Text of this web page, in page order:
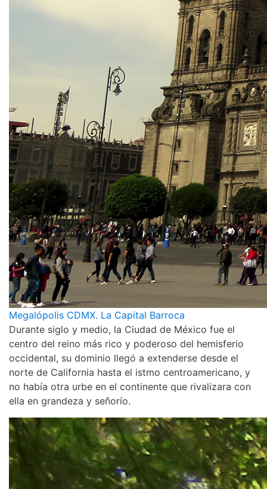
Megalópolis CDMX. La Capital Barroca
Durante siglo y medio, la Ciudad de México fue el
centro del reino más rico y poderoso del hemisferio
occidental, su dominio llegó a extenderse desde el
norte de California hasta el istmo centroamericano, y
no había otra urbe en el continente que rivalizara con
ella en grandeza y señorío.